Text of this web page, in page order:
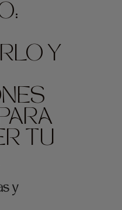
Y
TU
y